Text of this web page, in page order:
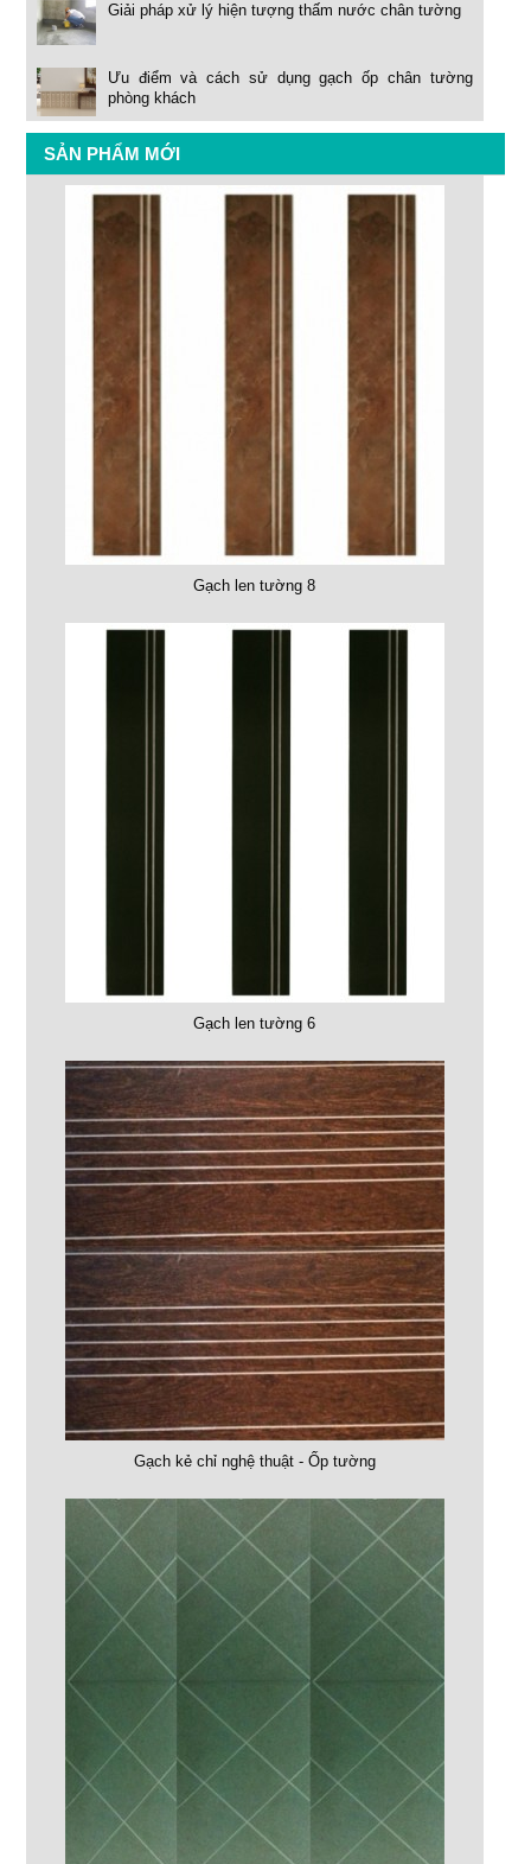
Giải pháp xử lý hiện tượng thấm nước chân tường
Ưu điểm và cách sử dụng gạch ốp chân tường
phòng khách
SẢN PHẨM MỚI
Gạch len tường 8
Gạch len tường 6
Gạch kẻ chỉ nghệ thuật - Ốp tường